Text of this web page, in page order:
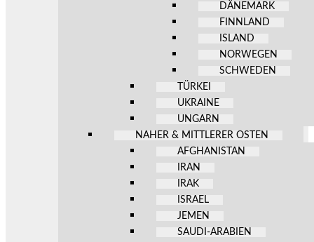
DÄNEMARK
FINNLAND
ISLAND
NORWEGEN
SCHWEDEN
TÜRKEI
UKRAINE
UNGARN
NAHER & MITTLERER OSTEN
AFGHANISTAN
IRAN
IRAK
ISRAEL
JEMEN
SAUDI-ARABIEN